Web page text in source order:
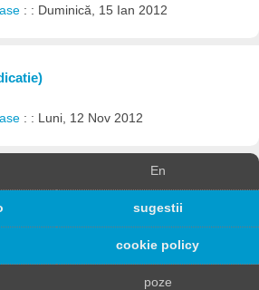
: : Duminică, 15 Ian 2012
: : Luni, 12 Nov 2012
En
sugestii
cookie policy
poze